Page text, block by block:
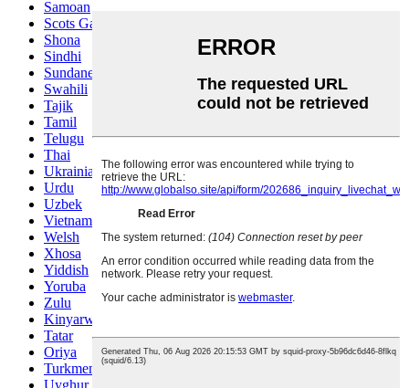
Samoan
Scots Gaelic
Shona
Sindhi
Sundanese
Swahili
Tajik
Tamil
Telugu
Thai
Ukrainian
Urdu
Uzbek
Vietnamese
Welsh
Xhosa
Yiddish
Yoruba
Zulu
Kinyarwanda
Tatar
Oriya
Turkmen